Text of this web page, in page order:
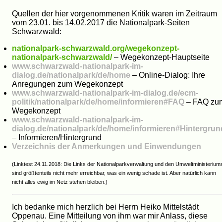
Quellen der hier vorgenommenen Kritik waren im Zeitraum
vom 23.01. bis 14.02.2017 die Nationalpark-Seiten
Schwarzwald:
nationalpark-schwarzwald.org/wegekonzept-
nationalpark-schwarzwald/– Wegekonzept-Hauptseite
www.schwarzwald-nationalpark-im-
dialog.de/nationalpark/de/home – Online-Dialog: Ihre
Anregungen zum Wegekonzept
www.schwarzwald-nationalpark-im-dialog.de/ecm-
politik/nationalpark/de/home/informieren#FAQ – FAQ
Wegekonzept
www.schwarzwald-nationalpark-im-
dialog.de/nationalpark/de/home/
– Informieren/Hintergrund
Verzeichnis der Anmerkungen und Einwendungen
(Linktest 24.11.2018: Die Links der Nationalparkverwaltung und den
sind größtenteils nicht mehr erreichbar, was ein wenig schade ist. Aber natürlich kann
nicht alles ewig im Netz stehen bleiben.)
Ich bedanke mich herzlich bei Herrn Heiko Mittelstädt
Oppenau. Eine Mitteilung von ihm war mir Anlass, diese